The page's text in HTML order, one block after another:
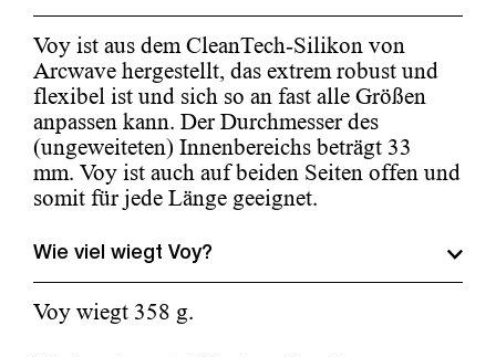
Voy ist aus dem CleanTech-Silikon von
Arcwave hergestellt, das extrem robust und
flexibel ist und sich so an fast alle Größen
anpassen kann. Der Durchmesser des
(ungeweiteten) Innenbereichs beträgt 33
mm. Voy ist auch auf beiden Seiten offen und
somit für jede Länge geeignet.
Wie viel wiegt Voy?
Voy wiegt 358 g.